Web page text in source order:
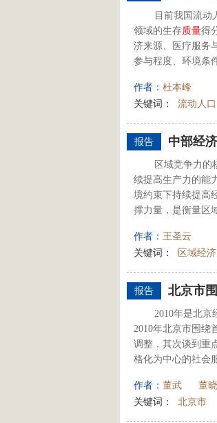
目前我国流动
领域的生存质量得
济来源、医疗服务
参与程度、环境条
作者： 杜本峰
关键词：
流动人口
报告 中部经
区域竞争力的
续提高生产力的能
境约束下持续提高
撑力量，是衡量区
作者： 王圣云
关键词：
区域经济
报告 北京市
2010年是北京
2010年北京市围绕
调整，其次谈到重
格化为中心的社会
作者： 董武 董
关键词：
北京市